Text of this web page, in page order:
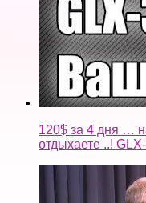
120$ за 4 дня …
отдыхаете ..!